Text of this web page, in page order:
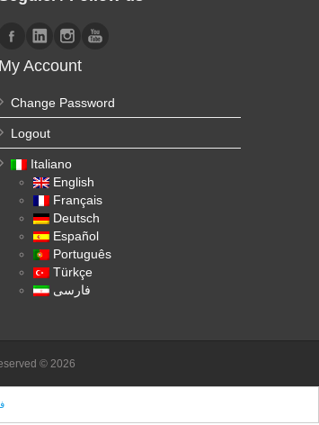
My Account
Change Password
Logout
Italiano
English
Français
Deutsch
Español
Português
Türkçe
فارسی
© 2026